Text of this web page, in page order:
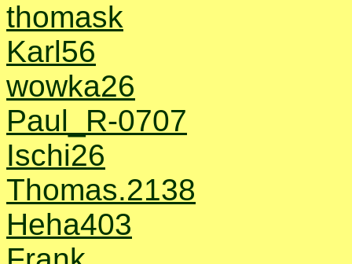
thomask
Karl56
wowka26
Paul_R-0707
Ischi26
Thomas.2138
Heha403